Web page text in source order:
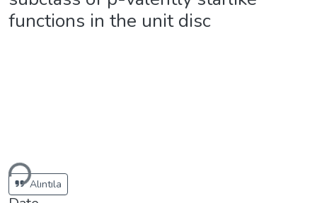
functions in the unit disc
Alıntıla